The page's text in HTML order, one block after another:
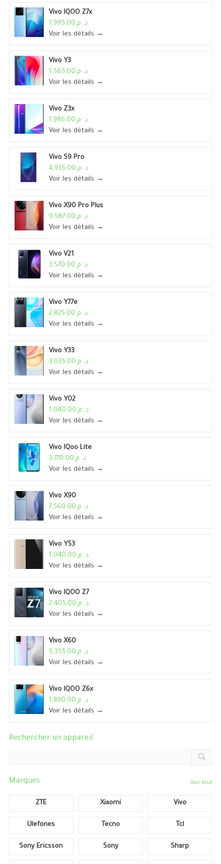
Vivo IQOO Z7x
د. م.1,995.00
Voir les détails →
Vivo Y3
د. م.1,565.00
Voir les détails →
Vivo Z3x
د. م.1,986.00
Voir les détails →
Vivo S9 Pro
د. م.4,935.00
Voir les détails →
Vivo X90 Pro Plus
د. م.9,587.00
Voir les détails →
Vivo V21
د. م.3,570.00
Voir les détails →
Vivo Y77e
د. م.2,825.00
Voir les détails →
Vivo Y33
د. م.3,035.00
Voir les détails →
Vivo Y02
د. م.1,040.00
Voir les détails →
Vivo IQoo Lite
د. م.3,770.00
Voir les détails →
Vivo X90
د. م.7,560.00
Voir les détails →
Vivo Y53
د. م.1,040.00
Voir les détails →
Vivo IQOO Z7
د. م.2,405.00
Voir les détails →
Vivo X60
د. م.5,355.00
Voir les détails →
Vivo IQOO Z6x
د. م.1,890.00
Voir les détails →
Rechercher un appareil
Marques Voir tout
ZTE Xiaomi Vivo
Ulefones Tecno Tcl
Sony Ericsson Sony Sharp